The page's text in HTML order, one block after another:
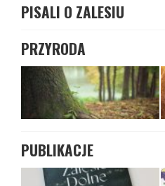
PISALI O ZALESIU
PRZYRODA
PUBLIKACJE